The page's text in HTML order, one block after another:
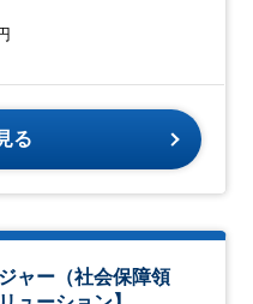
る
ャー（社会保障領